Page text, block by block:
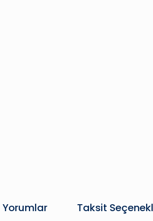
Yorumlar Taksit